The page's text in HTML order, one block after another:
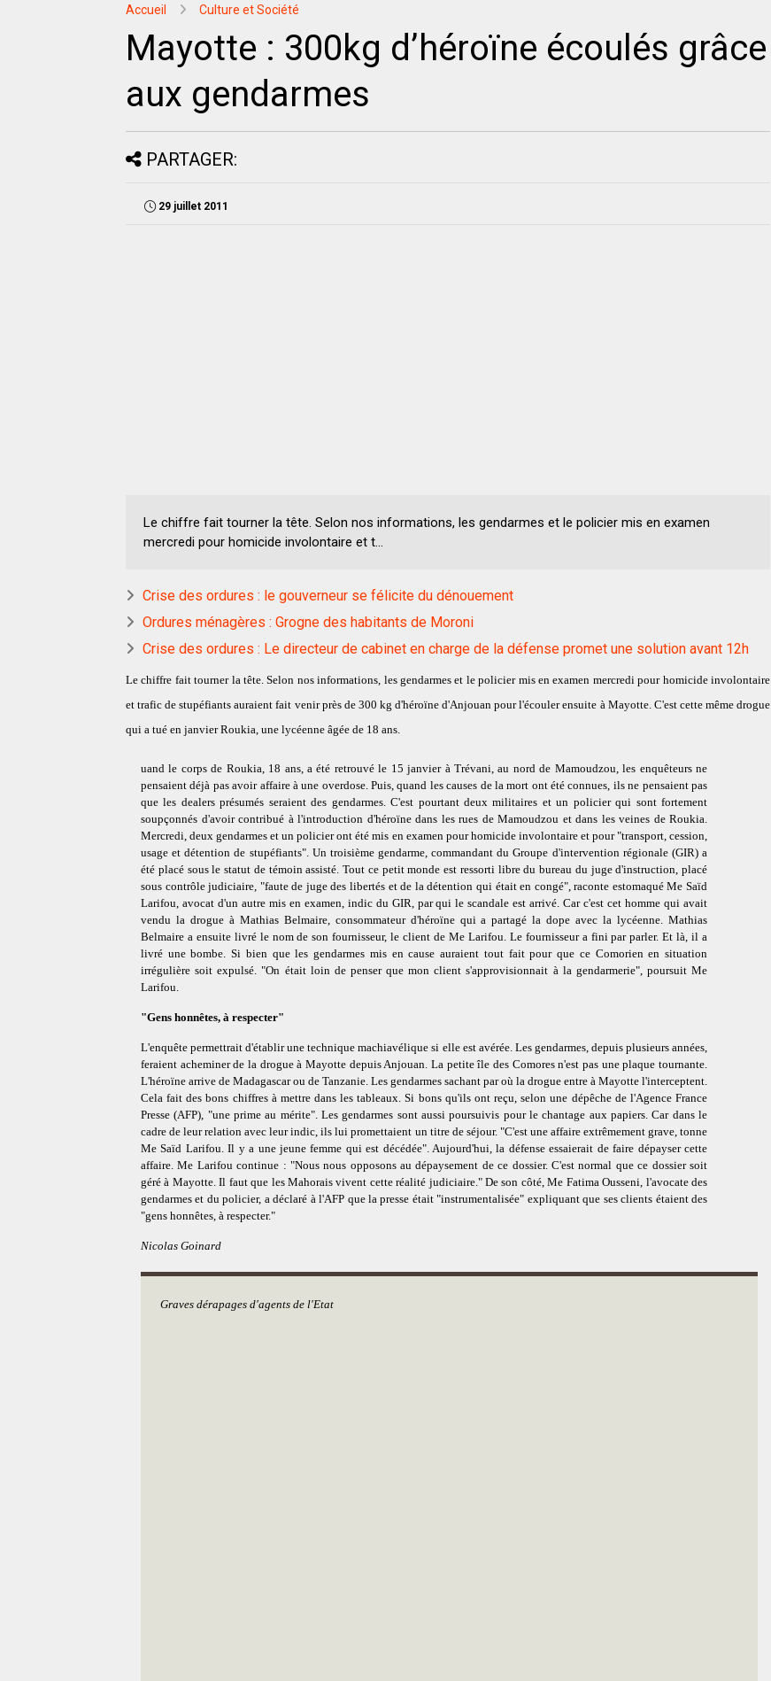
Accueil Culture et Société
Mayotte : 300kg d’héroïne écoulés grâce
aux gendarmes
PARTAGER:
29 juillet 2011
Le chiffre fait tourner la tête. Selon nos informations, les gendarmes et le policier mis en examen
mercredi pour homicide involontaire et t...
Crise des ordures : le gouverneur se félicite du dénouement
Ordures ménagères : Grogne des habitants de Moroni
Crise des ordures : Le directeur de cabinet en charge de la défense promet une solution avant 12h
Le chiffre fait tourner la tête. Selon nos informations, les gendarmes et le policier mis en examen mercredi pour homicide involontaire
et trafic de stupéfiants auraient fait venir près de 300 kg d'héroïne d'Anjouan pour l'écouler ensuite à Mayotte. C'est cette même drogue
qui a tué en janvier Roukia, une lycéenne âgée de 18 ans.
uand le corps de Roukia, 18 ans, a été retrouvé le 15 janvier à Trévani, au nord de Mamoudzou, les enquêteurs ne
pensaient déjà pas avoir affaire à une overdose. Puis, quand les causes de la mort ont été connues, ils ne pensaient pas
que les dealers présumés seraient des gendarmes. C'est pourtant deux militaires et un policier qui sont fortement
soupçonnés d'avoir contribué à l'introduction d'héroïne dans les rues de Mamoudzou et dans les veines de Roukia.
Mercredi, deux gendarmes et un policier ont été mis en examen pour homicide involontaire et pour "transport, cession,
usage et détention de stupéfiants". Un troisième gendarme, commandant du Groupe d'intervention régionale (GIR) a
été placé sous le statut de témoin assisté. Tout ce petit monde est ressorti libre du bureau du juge d'instruction, placé
sous contrôle judiciaire, "faute de juge des libertés et de la détention qui était en congé", raconte estomaqué Me Saïd
Larifou, avocat d'un autre mis en examen, indic du GIR, par qui le scandale est arrivé. Car c'est cet homme qui avait
vendu la drogue à Mathias Belmaire, consommateur d'héroïne qui a partagé la dope avec la lycéenne. Mathias
Belmaire a ensuite livré le nom de son fournisseur, le client de Me Larifou. Le fournisseur a fini par parler. Et là, il a
livré une bombe. Si bien que les gendarmes mis en cause auraient tout fait pour que ce Comorien en situation
irrégulière soit expulsé. "On était loin de penser que mon client s'approvisionnait à la gendarmerie", poursuit Me
Larifou.
"Gens honnêtes, à respecter"
L'enquête permettrait d'établir une technique machiavélique si elle est avérée. Les gendarmes, depuis plusieurs années,
feraient acheminer de la drogue à Mayotte depuis Anjouan. La petite île des Comores n'est pas une plaque tournante.
L'héroïne arrive de Madagascar ou de Tanzanie. Les gendarmes sachant par où la drogue entre à Mayotte l'interceptent.
Cela fait des bons chiffres à mettre dans les tableaux. Si bons qu'ils ont reçu, selon une dépêche de l'Agence France
Presse (AFP), "une prime au mérite". Les gendarmes sont aussi poursuivis pour le chantage aux papiers. Car dans le
cadre de leur relation avec leur indic, ils lui promettaient un titre de séjour. "C'est une affaire extrêmement grave, tonne
Me Saïd Larifou. Il y a une jeune femme qui est décédée". Aujourd'hui, la défense essaierait de faire dépayser cette
affaire. Me Larifou continue : "Nous nous opposons au dépaysement de ce dossier. C'est normal que ce dossier soit
géré à Mayotte. Il faut que les Mahorais vivent cette réalité judiciaire." De son côté, Me Fatima Ousseni, l'avocate des
gendarmes et du policier, a déclaré à l'AFP que la presse était "instrumentalisée" expliquant que ses clients étaient des
"gens honnêtes, à respecter."
Nicolas Goinard
Graves dérapages d'agents de l'Etat